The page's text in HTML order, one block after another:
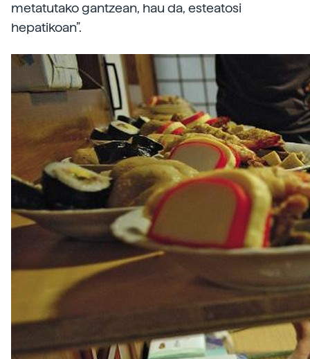
metatutako gantzean, hau da, esteatosi
hepatikoan”.